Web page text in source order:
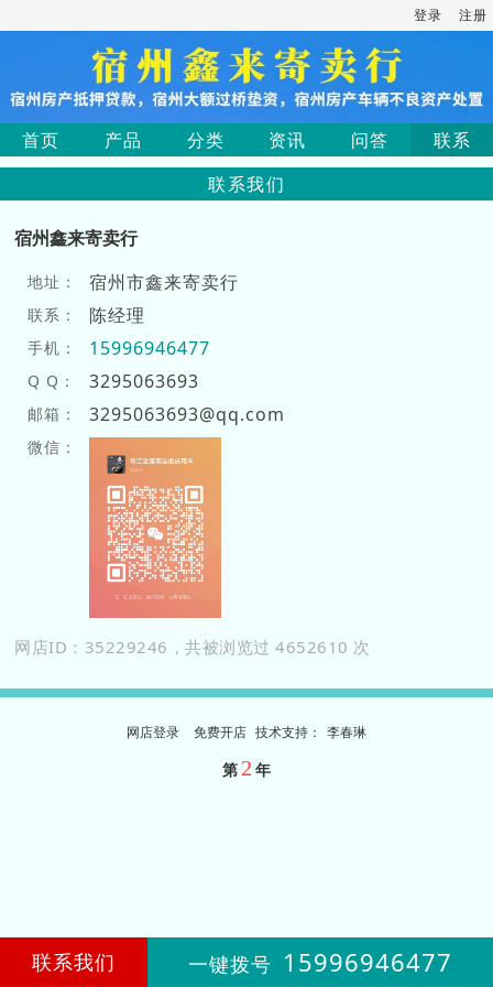
登录 注册
首页 产品 分类 资讯 问答
联系
联系我们
宿州鑫来寄卖行
地址： 宿州市鑫来寄卖行
联系： 陈经理
手机： 15996946477
Q Q： 3295063693
邮箱： 3295063693@qq.com
微信：
网店ID：35229246，共被浏览过 4652610 次
网店登录 免费开店 技术支持 ： 李春琳
第2 年
联系我们 一键拨号 15996946477